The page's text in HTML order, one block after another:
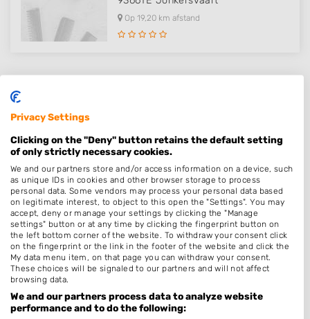
Op 19,20 km afstand
Plaatsen in de buurt
Drachten
Kortehemmen
De Wilgen
Smalle Ee
Nij Beets
Beetsterzwaag
Olterterp
Opeinde
Oudega Gem Smallingerlnd
Privacy Settings
Clicking on the "Deny" button retains the default setting
of only strictly necessary cookies.
We and our partners store and/or access information on a device, such
as unique IDs in cookies and other browser storage to process
personal data. Some vendors may process your personal data based
on legitimate interest, to object to this open the "Settings". You may
accept, deny or manage your settings by clicking the "Manage
settings" button or at any time by clicking the fingerprint button on
the left bottom corner of the website. To withdraw your consent click
on the fingerprint or the link in the footer of the website and click the
My data menu item, on that page you can withdraw your consent.
These choices will be signaled to our partners and will not affect
browsing data.
We and our partners process data to analyze website
performance and to do the following: